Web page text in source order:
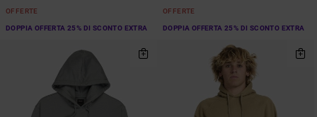
OFFERTE
DOPPIA OFFERTA 25% DI SCONTO EXTRA
OFFERTE
DOPPIA OFFERTA 25% DI SCONTO EXTRA